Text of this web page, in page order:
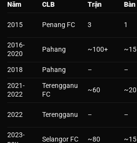
Năm CLB Trận Bàn
2015 Penang FC 3 1
2016-
2020
Pahang ~100+ ~15
2018 Pahang – –
2021-
2022
Terengganu
FC
~60 ~20
2022 Terengganu – –
2023-
Selangor FC ~80 ~15